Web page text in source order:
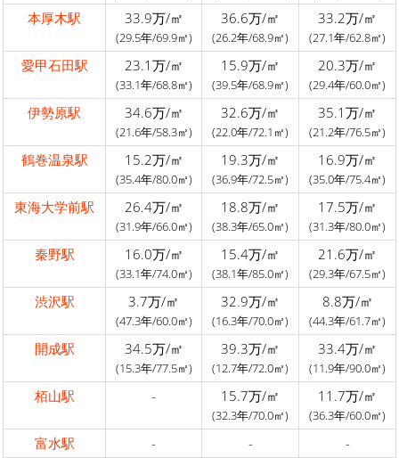
本厚木駅 33.9万/㎡
(29.5年/69.9㎡)
36.6万/㎡
(26.2年/68.9㎡)
33.2万/㎡
(27.1年/62.8㎡)
愛甲石田駅 23.1万/㎡
(33.1年/68.8㎡)
15.9万/㎡
(39.5年/68.9㎡)
20.3万/㎡
(29.4年/60.0㎡)
伊勢原駅 34.6万/㎡
(21.6年/58.3㎡)
32.6万/㎡
(22.0年/72.1㎡)
35.1万/㎡
(21.2年/76.5㎡)
鶴巻温泉駅 15.2万/㎡
(35.4年/80.0㎡)
19.3万/㎡
(36.9年/72.5㎡)
16.9万/㎡
(35.0年/75.4㎡)
東海大学前駅 26.4万/㎡
(31.9年/66.0㎡)
18.8万/㎡
(38.3年/65.0㎡)
17.5万/㎡
(31.3年/80.0㎡)
秦野駅 16.0万/㎡
(33.1年/74.0㎡)
15.4万/㎡
(38.1年/85.0㎡)
21.6万/㎡
(29.3年/67.5㎡)
渋沢駅 3.7万/㎡
(47.3年/60.0㎡)
32.9万/㎡
(16.3年/70.0㎡)
8.8万/㎡
(44.3年/61.7㎡)
開成駅 34.5万/㎡
(15.3年/77.5㎡)
39.3万/㎡
(12.7年/72.0㎡)
33.4万/㎡
(11.9年/90.0㎡)
栢山駅 - 15.7万/㎡
(32.3年/70.0㎡)
11.7万/㎡
(36.3年/60.0㎡)
富水駅 - -
-